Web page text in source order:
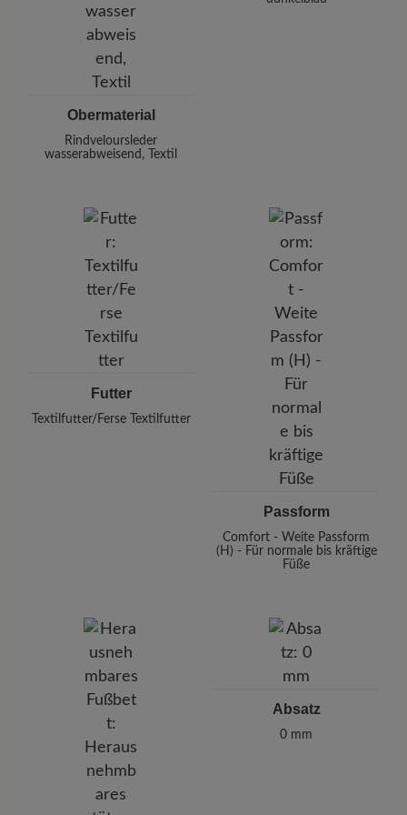
Obermaterial
Rindveloursleder
wasserabweisend, Textil
Futter
Textilfutter/Ferse Textilfutter
Passform
Comfort - Weite Passform
(H) - Für normale bis kräftige
Füße
Absatz
0 mm